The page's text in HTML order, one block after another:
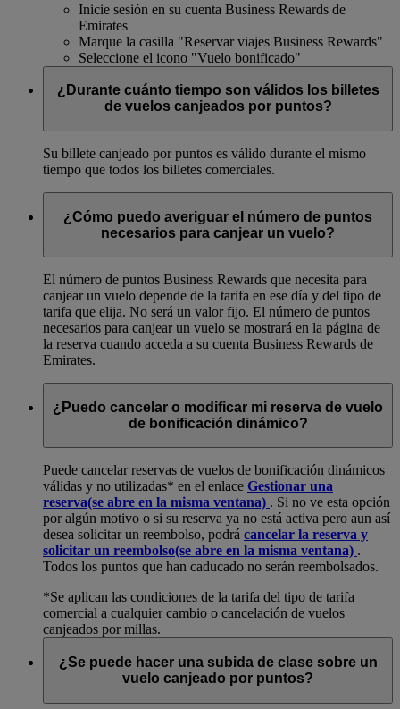
Inicie sesión en su cuenta Business Rewards de
Emirates
Marque la casilla "Reservar viajes Business Rewards"
Seleccione el icono "Vuelo bonificado"
¿Durante cuánto tiempo son válidos los billetes
de vuelos canjeados por puntos?
Su billete canjeado por puntos es válido durante el mismo
tiempo que todos los billetes comerciales.
¿Cómo puedo averiguar el número de puntos
necesarios para canjear un vuelo?
El número de puntos Business Rewards que necesita para
canjear un vuelo depende de la tarifa en ese día y del tipo de
tarifa que elija. No será un valor fijo. El número de puntos
necesarios para canjear un vuelo se mostrará en la página de
la reserva cuando acceda a su cuenta Business Rewards de
Emirates.
¿Puedo cancelar o modificar mi reserva de vuelo
de bonificación dinámico?
Puede cancelar reservas de vuelos de bonificación dinámicos
válidas y no utilizadas* en el enlace Gestionar una
reserva(se abre en la misma ventana) . Si no ve esta opción
por algún motivo o si su reserva ya no está activa pero aun así
desea solicitar un reembolso, podrá cancelar la reserva y
solicitar un reembolso(se abre en la misma ventana) .
Todos los puntos que han caducado no serán reembolsados.
*Se aplican las condiciones de la tarifa del tipo de tarifa
comercial a cualquier cambio o cancelación de vuelos
canjeados por millas.
¿Se puede hacer una subida de clase sobre un
vuelo canjeado por puntos?